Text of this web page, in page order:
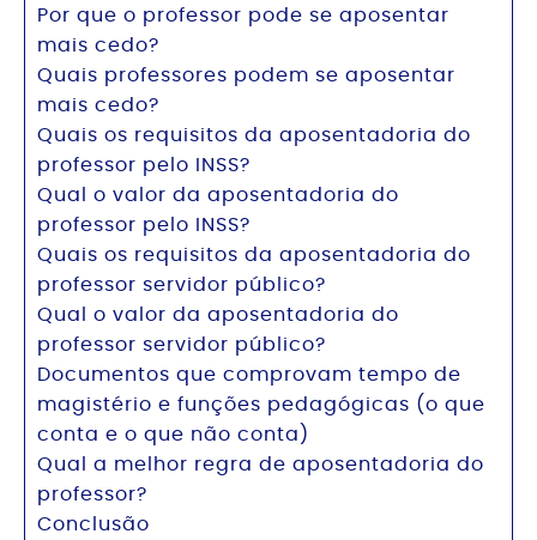
Por que o professor pode se aposentar
mais cedo?
Quais professores podem se aposentar
mais cedo?
Quais os requisitos da aposentadoria do
professor pelo INSS?
Qual o valor da aposentadoria do
professor pelo INSS?
Quais os requisitos da aposentadoria do
professor servidor público?
Qual o valor da aposentadoria do
professor servidor público?
Documentos que comprovam tempo de
magistério e funções pedagógicas (o que
conta e o que não conta)
Qual a melhor regra de aposentadoria do
professor?
Conclusão